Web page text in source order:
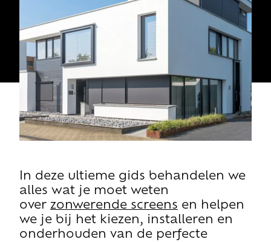
In deze ultieme gids behandelen we
alles wat je moet weten
over zonwerende screens en helpen
we je bij het kiezen, installeren en
onderhouden van de perfecte